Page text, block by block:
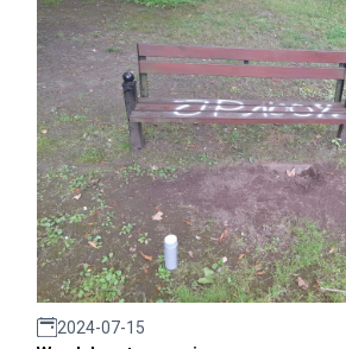
2024-07-15